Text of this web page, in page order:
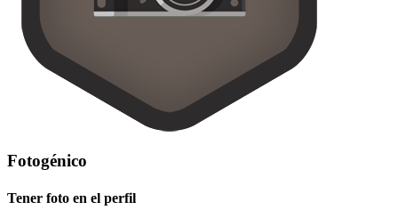
Fotogénico
Tener foto en el perfil